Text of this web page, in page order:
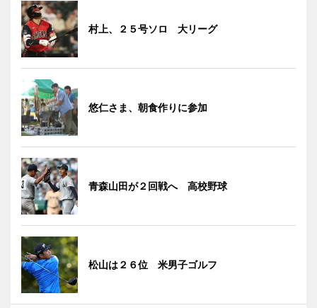
村上、２５号ソロ 大リーグ
悠仁さま、朝食作りに参加
青森山田が２回戦へ 高校野球
松山は２６位 米男子ゴルフ